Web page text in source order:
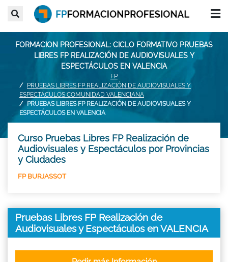
FORMACION PROFESIONAL: CICLO FORMATIVO PRUEBAS
LIBRES FP REALIZACIÓN DE AUDIOVISUALES Y
ESPECTÁCULOS EN VALENCIA
FP
PRUEBAS LIBRES FP REALIZACIÓN DE AUDIOVISUALES Y
ESPECTÁCULOS COMUNIDAD VALENCIANA
PRUEBAS LIBRES FP REALIZACIÓN DE AUDIOVISUALES Y
ESPECTÁCULOS EN VALENCIA
Curso Pruebas Libres FP Realización de
Audiovisuales y Espectáculos por Provincias
y Ciudades
FP BURJASSOT
Pruebas Libres FP Realización de
Audiovisuales y Espectáculos en VALENCIA